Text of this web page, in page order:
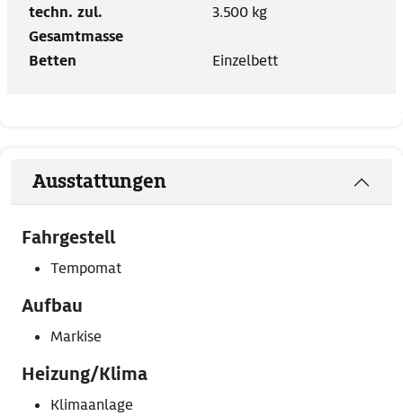
techn. zul.
Gesamtmasse
3.500 kg
Betten Einzelbett
Ausstattungen
Fahrgestell
Tempomat
Aufbau
Markise
Heizung/Klima
Klimaanlage